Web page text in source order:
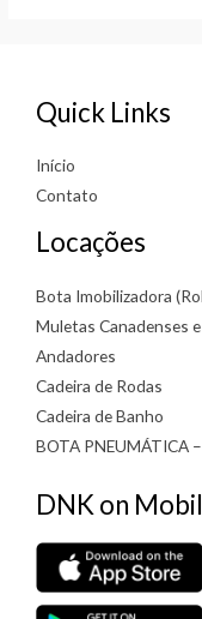
Quick Links
Início
Contato
Locações
Bota Imobilizadora
Muletas Canadenses
Andadores
Cadeira de Rodas
Cadeira de Banho
BOTA PNEUMÁTICA
DNK on